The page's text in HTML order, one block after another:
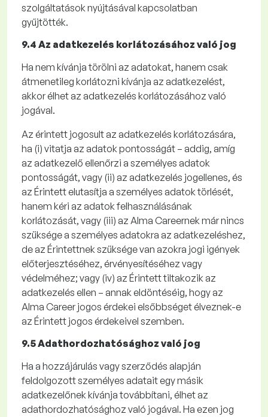
szolgáltatások nyújtásával kapcsolatban
gyűjtötték.
9.4 Az adatkezelés korlátozásához való jog
Ha nem kívánja törölni az adatokat, hanem csak
átmenetileg korlátozni kívánja az adatkezelést,
akkor élhet az adatkezelés korlátozásához való
jogával.
Az érintett jogosult az adatkezelés korlátozására,
ha (i) vitatja az adatok pontosságát – addig, amíg
az adatkezelő ellenőrzi a személyes adatok
pontosságát, vagy (ii) az adatkezelés jogellenes, és
az Érintett elutasítja a személyes adatok törlését,
hanem kéri az adatok felhasználásának
korlátozását, vagy (iii) az Alma Careernekmár nincs
szüksége a személyes adatokra az adatkezeléshez,
de az Érintettnek szüksége van azokra jogi igények
előterjesztéséhez, érvényesítéséhez vagy
védelméhez; vagy (iv) az Érintett tiltakozik az
adatkezelés ellen – annak eldöntéséig, hogy az
Alma Career jogos érdekei elsőbbséget élveznek-e
az Érintett jogos érdekeivel szemben.
9.5 Adathordozhatósághoz való jog
Ha a hozzájárulás vagy szerződés alapján
feldolgozott személyes adatait egy másik
adatkezelőnek kívánja továbbítani, élhet az
adathordozhatósághoz való jogával. Ha ezen jog